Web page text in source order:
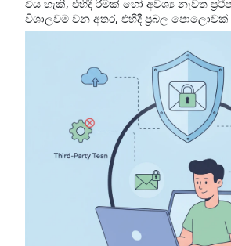
විය හැකි, එහිදී රීමක් හෝ අවශ්‍ය නැවත
විශාලවම වන අතර, එහිදී ප්‍රබල